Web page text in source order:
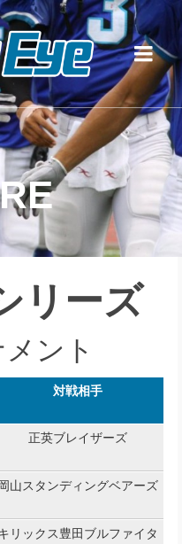
リーズ
ント
対戦相手
正英ブレイザーズ
岡山スタンディングベアーズ
リックス豊田ブルファイタ